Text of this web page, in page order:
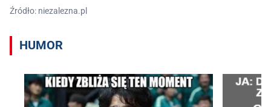
Źródło: niezalezna.pl
HUMOR